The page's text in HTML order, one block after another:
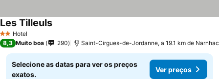
2 Estrelas
Hotel
Les TilleulsVer preços
8,3 Muito boa 290 Saint-Cirgues-de-Jordanne, a 19.1 km de Narnhac
Selecione as datas para ver os preços
exatos.
Ver preços